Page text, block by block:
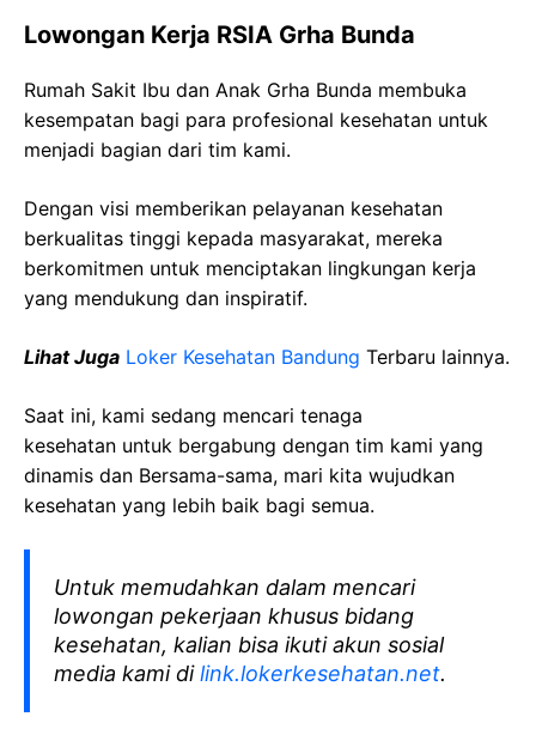
Lowongan Kerja RSIA Grha Bunda
Rumah Sakit Ibu dan Anak Grha Bunda membuka
kesempatan bagi para profesional kesehatan untuk
menjadi bagian dari tim kami.
Dengan visi memberikan pelayanan kesehatan
berkualitas tinggi kepada masyarakat, mereka
berkomitmen untuk menciptakan lingkungan kerja
yang mendukung dan inspiratif.
Lihat Juga Loker Kesehatan Bandung Terbaru lainnya.
Saat ini, kami sedang mencari tenaga
kesehatan untuk bergabung dengan tim kami yang
dinamis dan Bersama-sama, mari kita wujudkan
kesehatan yang lebih baik bagi semua.
Untuk memudahkan dalam mencari
lowongan pekerjaan khusus bidang
kesehatan, kalian bisa ikuti akun sosial
media kami dilink.lokerkesehatan.net.